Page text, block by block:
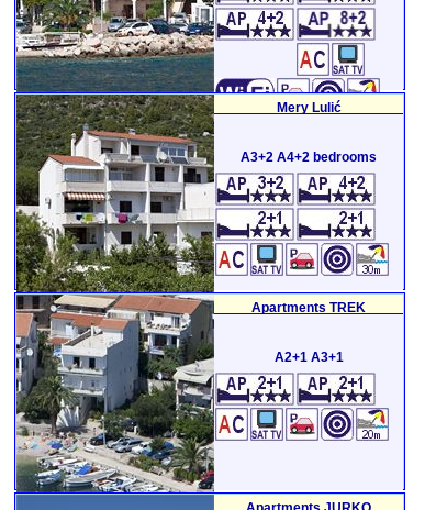
Mery Lulić
A3+2 A4+2 bedrooms
Apartments TREK
A2+1 A3+1